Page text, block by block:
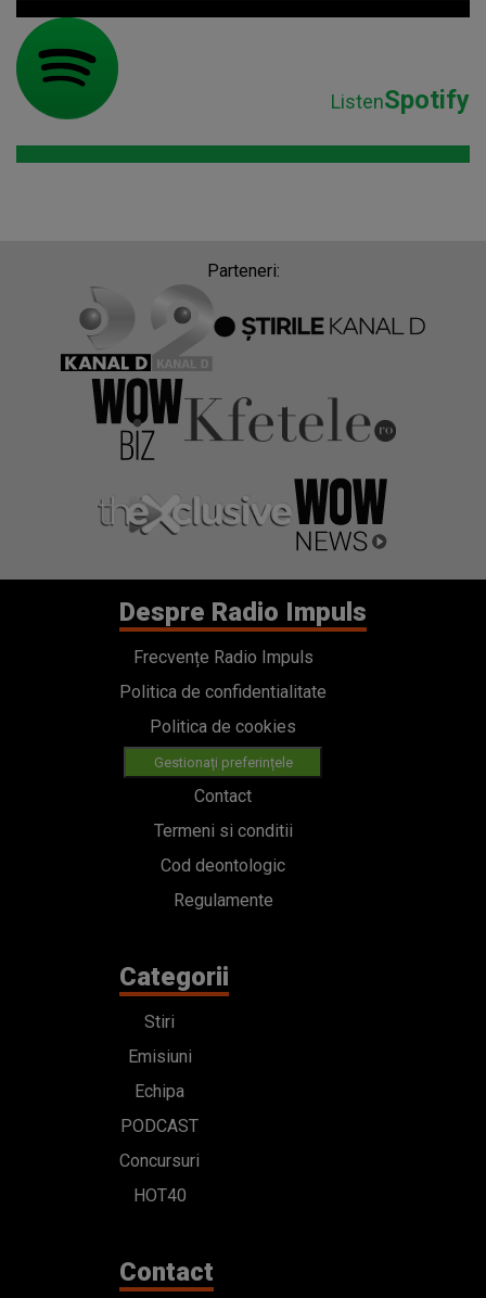
ListenSpotify
Parteneri:
Despre Radio Impuls
Frecvențe Radio Impuls
Politica de confidentialitate
Politica de cookies
Gestionați preferințele
Contact
Termeni si conditii
Cod deontologic
Regulamente
Categorii
Stiri
Emisiuni
Echipa
PODCAST
Concursuri
HOT40
Contact